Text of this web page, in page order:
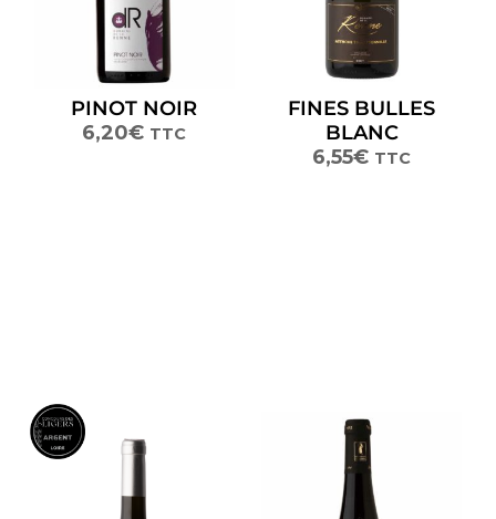
PINOT NOIR
6,20€ TTC
FINES BULLES
BLANC
6,55€ TTC